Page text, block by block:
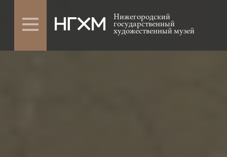
Нижегородский
государственный
художественный музей